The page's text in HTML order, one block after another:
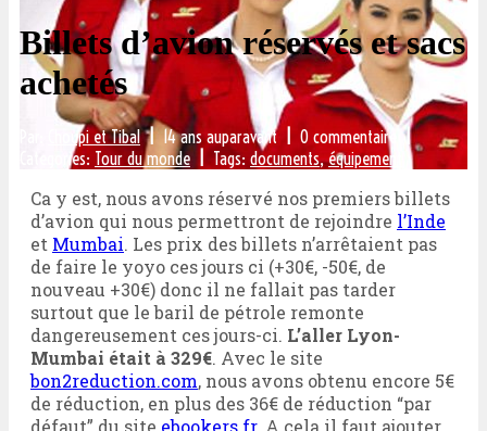
Billets d’avion réservés et sacs
achetés
Choupi et Tibal |14 ans auparavant | 0 commentaire |
Categories: Tour du monde Tags: documents,équipement
Ca y est, nous avons réservé nos premiers billets
d’avion qui nous permettront de rejoindre l’Inde
et Mumbai. Les prix des billets n’arrêtaient pas
de faire le yoyo ces jours ci (+30€, -50€, de
nouveau +30€) donc il ne fallait pas tarder
surtout que le baril de pétrole remonte
dangereusement ces jours-ci. L’aller Lyon-
Mumbai était à 329€. Avec le site
bon2reduction.com, nous avons obtenu encore 5€
de réduction, en plus des 36€ de réduction “par